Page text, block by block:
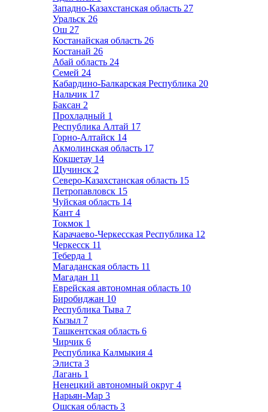
Западно-Казахстанская область 27
Уральск 26
Ош 27
Костанайская область 26
Костанай 26
Абай область 24
Семей 24
Кабардино-Балкарская Республика 20
Нальчик 17
Баксан 2
Прохладный 1
Республика Алтай 17
Горно-Алтайск 14
Акмолинская область 17
Кокшетау 14
Щучинск 2
Северо-Казахстанская область 15
Петропавловск 15
Чуйская область 14
Кант 4
Токмок 1
Карачаево-Черкесская Республика 12
Черкесск 11
Теберда 1
Магаданская область 11
Магадан 11
Еврейская автономная область 10
Биробиджан 10
Республика Тыва 7
Кызыл 7
Ташкентская область 6
Чирчик 6
Республика Калмыкия 4
Элиста 3
Лагань 1
Ненецкий автономный округ 4
Нарьян-Мар 3
Ошская область 3